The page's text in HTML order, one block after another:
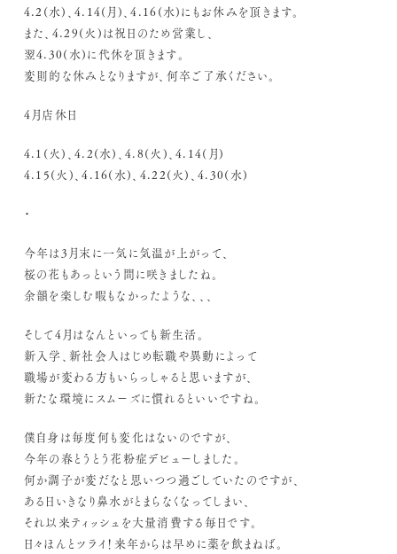
4.2(水)、4.14(月)、4.16(水)にもお休みを頂きます。
また、4.29(火)は祝日のため営業し、
翌4.30(水)に代休を頂きます。
変則的な休みとなりますが、何卒ご了承ください。
4月店休日
4.1(火)、4.2(水)、4.8(火)、4.14(月)
4.15(火)、4.16(水)、4.22(火)、4.30(水)
・
今年は3月末に一気に気温が上がって、
桜の花もあっという間に咲きましたね。
余韻を楽しむ暇もなかったような、、、
そして4月はなんといっても新生活。
新入学、新社会人はじめ転職や異動によって
職場が変わる方もいらっしゃると思いますが、
新たな環境にスムーズに慣れるといいですね。
僕自身は毎度何も変化はないのですが、
今年の春とうとう花粉症デビューしました。
何か調子が変だなと思いつつ過ごしていたのですが、
ある日いきなり鼻水がとまらなくなってしまい、
それ以来ティッシュを大量消費する毎日です。
日々ほんとツライ！来年からは早めに薬を飲まねば。